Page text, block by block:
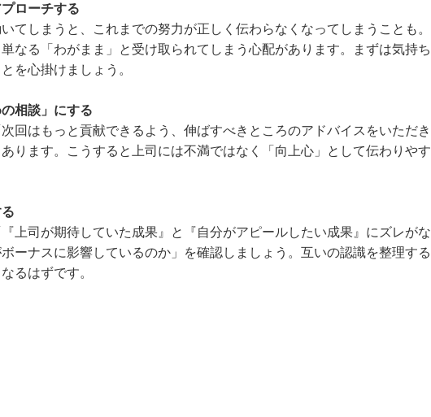
ローチする
てしまうと、これまでの努力が正しく伝わらなくなってしまうことも。
なる「わがまま」と受け取られてしまう心配があります。まずは気持ち
を心掛けましょう。
相談」にする
回はもっと貢献できるよう、伸ばすべきところのアドバイスをいただき
ります。こうすると上司には不満ではなく「向上心」として伝わりやす
上司が期待していた成果』と『自分がアピールしたい成果』にズレがな
ーナスに影響しているのか」を確認しましょう。互いの認識を整理する
るはずです。